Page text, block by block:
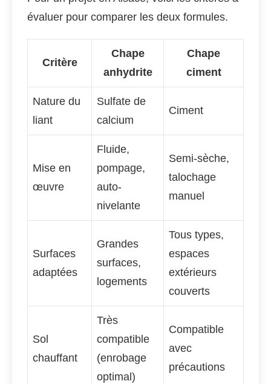
évaluer pour comparer les deux formules.
Critère
Chape
anhydrite
Chape
ciment
Nature du
liant
Sulfate de
calcium
Ciment
Mise en
œuvre
Fluide,
pompage,
auto-
nivelante
Semi-sèche,
talochage
manuel
Surfaces
adaptées
Grandes
surfaces,
logements
Tous types,
espaces
extérieurs
couverts
Sol
chauffant
Très
compatible
(enrobage
optimal)
Compatible
avec
précautions